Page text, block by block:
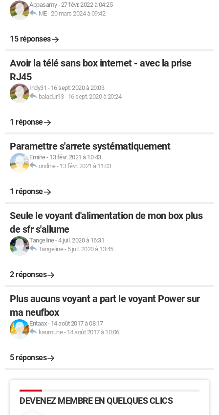
Appasamy-27 févr. 2022 à 04:25
ME-20 mars 2024 à 09:42
15 réponses
Avoir la télé sans box internet - avec la prise
RJ45
Indy31 - 16 sept. 2020 à 20:03
baladur13- 16 sept. 2020 à 20:24
1 réponse
Paramettre s'arrete systématiquement
Emine- 13 févr. 2021 à 10:43
ondine- 13 févr. 2021 à 11:03
1 réponse
Seule le voyant d'alimentation de mon box plus
de sfr s'allume
Tangeline-4 juil. 2020 à 16:31
Tangeline- 5 juil. 2020 à 13:45
2 réponses
Plus aucuns voyant a part le voyant Power sur
ma neufbox
Entaax- 14 août 2017 à 08:17
kaumune- 14 août 2017 à 10:06
5 réponses
DEVENEZ MEMBRE EN QUELQUES CLICS